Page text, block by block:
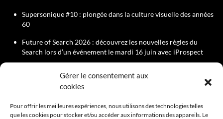
Gérer le consentement aux
cookies
Pour offrir les meilleures expériences, nous utilisons des technologies telles
que les cookies pour stocker et/ou accéder aux informations des appareils. Le
Supersonique #10 : plongée dans la culture visuelle des années
60
Future of Search 2026 : découvrez les nouvelles règles du
Search lors d’un événement le mardi 16 juin avec iProspect
PROCHAIN ÉVÈNEMENT